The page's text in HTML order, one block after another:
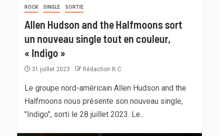
ROCK SINGLE SORTIE
Allen Hudson and the Halfmoons sort
un nouveau single tout en couleur,
« Indigo »
31 juillet 2023 Rédaction R C
Le groupe nord-américain Allen Hudson and the
Halfmoons nous présente son nouveau single,
"Indigo", sorti le 28 juillet 2023. Le...